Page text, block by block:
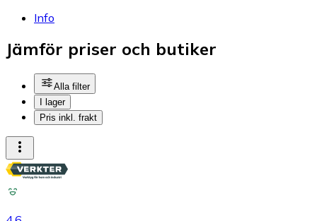
Info
Jämför priser och butiker
Alla filter
I lager
Pris inkl. frakt